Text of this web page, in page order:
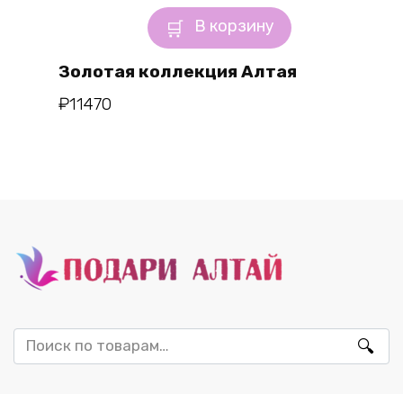
В корзину
Золотая коллекция Алтая
₽11470
Искать: